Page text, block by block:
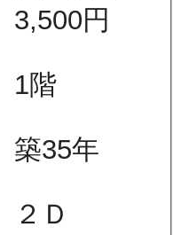
3,500円
1階
築35年
２Ｄ